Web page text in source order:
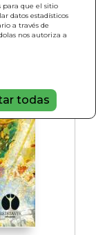
para que el sitio
datos estadísticos
a través de
nos autoriza a
todas